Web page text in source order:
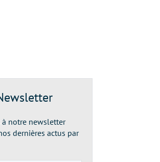
notre newsletter
dernières actus par